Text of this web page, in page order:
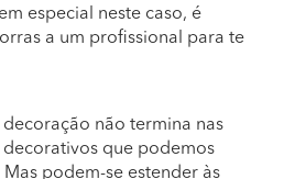
especial neste caso, é
a um profissional para te
não termina nas
decorativos que podemos
podem-se estender às